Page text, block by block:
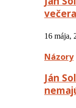
16 mája,
Názory
Ján